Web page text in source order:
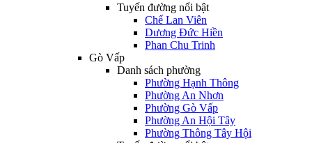
Tuyến đường nổi bật
Chế Lan Viên
Dương Đức Hiền
Phan Chu Trinh
Gò Vấp
Danh sách phường
Phường Hạnh Thông
Phường An Nhơn
Phường Gò Vấp
Phường An Hội Tây
Phường Thông Tây Hội